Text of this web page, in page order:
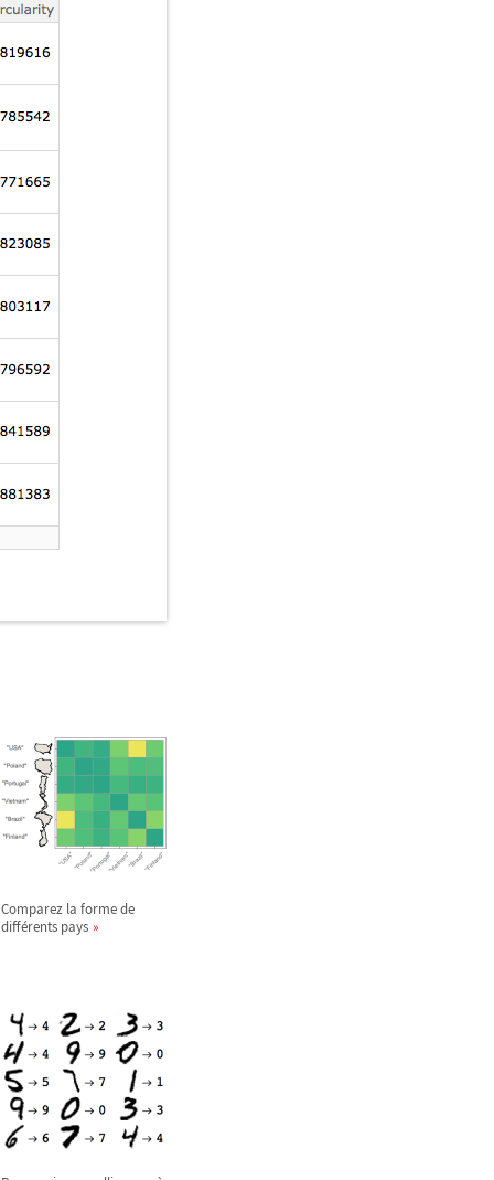
Comparez la forme de
différents pays